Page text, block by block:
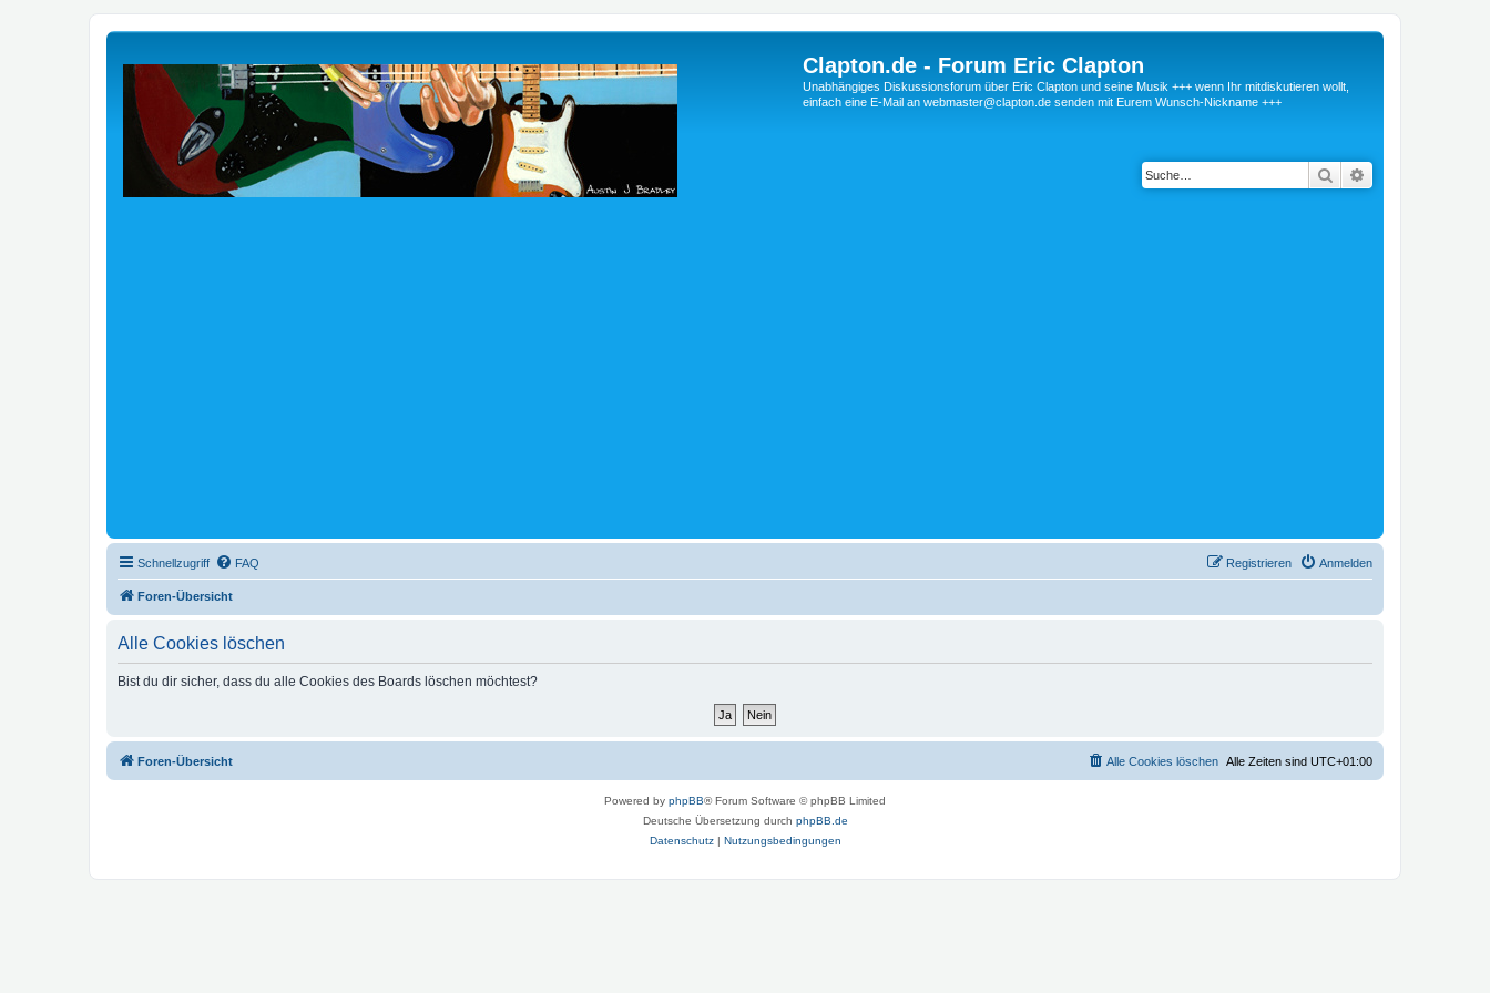
Clapton.de - Forum Eric Clapton
Unabhängiges Diskussionsforum über Eric Clapton und seine Musik +++ wenn Ihr mitdiskutieren wollt,
einfach eine E-Mail an webmaster@clapton.de senden mit Eurem Wunsch-Nickname +++
Suche
Schnellzugriff FAQ Anmelden
Registrieren
Foren-Übersicht
Alle Cookies löschen
Bist du dir sicher, dass du alle Cookies des Boards löschen möchtest?
Foren-Übersicht Alle Zeiten sind UTC+01:00
Alle Cookies löschen
Powered by phpBB® Forum Software © phpBB Limited
Deutsche Übersetzung durch phpBB.de
Datenschutz| Nutzungsbedingungen